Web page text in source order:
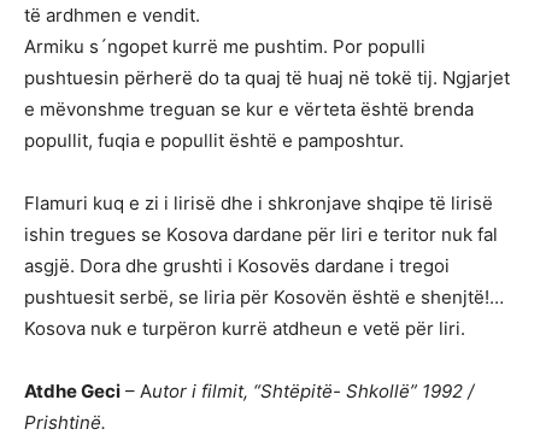
të ardhmen e vendit.
Armiku s´ngopet kurrë me pushtim. Por populli
pushtuesin përherë do ta quaj të huaj në tokë tij. Ngjarjet
e mëvonshme treguan se kur e vërteta është brenda
popullit, fuqia e popullit është e pamposhtur.
Flamuri kuq e zi i lirisë dhe i shkronjave shqipe të lirisë
ishin tregues se Kosova dardane për liri e teritor nuk fal
asgjë. Dora dhe grushti i Kosovës dardane i tregoi
pushtuesit serbë, se liria për Kosovën është e shenjtë!…
Kosova nuk e turpëron kurrë atdheun e vetë për liri.
Atdhe Geci – Autor i filmit, “Shtëpitë- Shkollë” 1992 /
Prishtinë.